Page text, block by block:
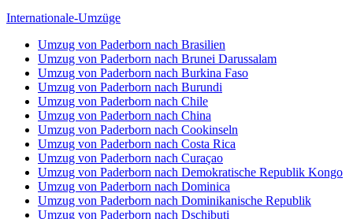
Internationale-Umzüge
Umzug von Paderborn nach Brasilien
Umzug von Paderborn nach Brunei Darussalam
Umzug von Paderborn nach Burkina Faso
Umzug von Paderborn nach Burundi
Umzug von Paderborn nach Chile
Umzug von Paderborn nach China
Umzug von Paderborn nach Cookinseln
Umzug von Paderborn nach Costa Rica
Umzug von Paderborn nach Curaçao
Umzug von Paderborn nach Demokratische Republik Kongo
Umzug von Paderborn nach Dominica
Umzug von Paderborn nach Dominikanische Republik
Umzug von Paderborn nach Dschibuti